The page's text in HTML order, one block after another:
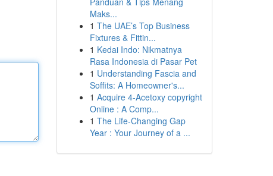
Maks...
1 The UAE’s Top Business
Fixtures & Fittin...
1 Kedai Indo: Nikmatnya
Rasa Indonesia di Pasar Pet
1 Understanding Fascia and
Soffits: A Homeowner's...
1 Acquire 4-Acetoxy copyright
Online : A Comp...
1 The Life-Changing Gap
Year : Your Journey of a ...